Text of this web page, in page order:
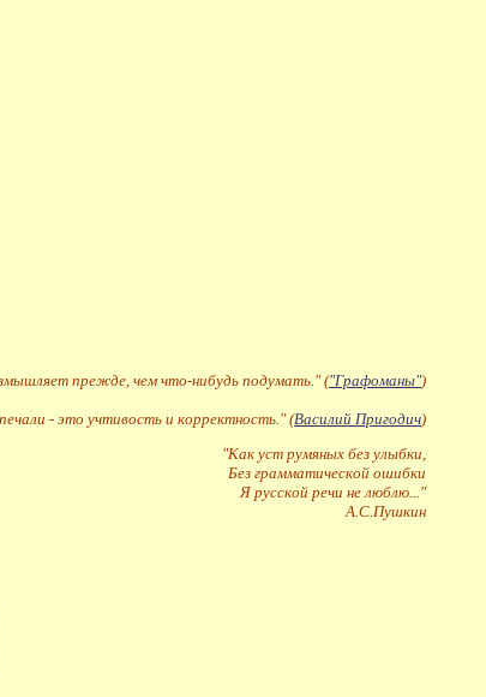
прежде, чем что-нибудь подумать." ("Графоманы")
- это учтивость и корректность." (Василий Пригодич)
"Как уст румяных без улыбки,
Без грамматической ошибки
Я русской речи не люблю..."
А.С.Пушкин